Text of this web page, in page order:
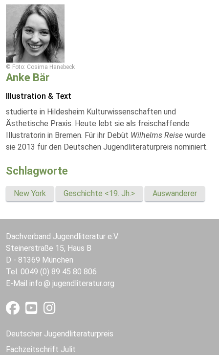
© Foto: Cosima Hanebeck
Anke Bär
Illustration & Text
studierte in Hildesheim Kulturwissenschaften und
Ästhetische Praxis. Heute lebt sie als freischaffende
Illustratorin in Bremen. Für ihr Debüt Wilhelms Reise wurde
sie 2013 für den Deutschen Jugendliteraturpreis nominiert.
Schlagworte
New York Geschichte <19. Jh.> Auswanderer
Dachverband Jugendliteratur e.V.
Steinerstraße 15, Haus B
D - 81369 München
Tel. 0049 (0) 89 45 80 806
E-Mail info jugendliteratur.org
Deutscher Jugendliteraturpreis
Fachzeitschrift Julit